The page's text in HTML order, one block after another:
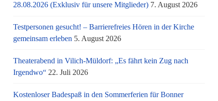
28.08.2026 (Exklusiv für unsere Mitglieder) 7. August 2026
Testpersonen gesucht! – Barrierefreies Hören in der Kirche
gemeinsam erleben 5. August 2026
Theaterabend in Vilich-Müldorf: „Es fährt kein Zug nach
Irgendwo“ 22. Juli 2026
Kostenloser Badespaß in den Sommerferien für Bonner